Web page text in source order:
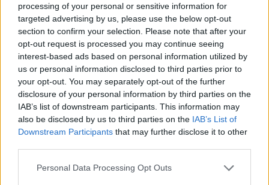
processing of your personal or sensitive information for
targeted advertising by us, please use the below opt-out
section to confirm your selection. Please note that after your
opt-out request is processed you may continue seeing
interest-based ads based on personal information utilized by
us or personal information disclosed to third parties prior to
your opt-out. You may separately opt-out of the further
disclosure of your personal information by third parties on the
IAB’s list of downstream participants. This information may
also be disclosed by us to third parties on the IAB’s List of
Downstream Participants that may further disclose it to other
Personal Data Processing Opt Outs